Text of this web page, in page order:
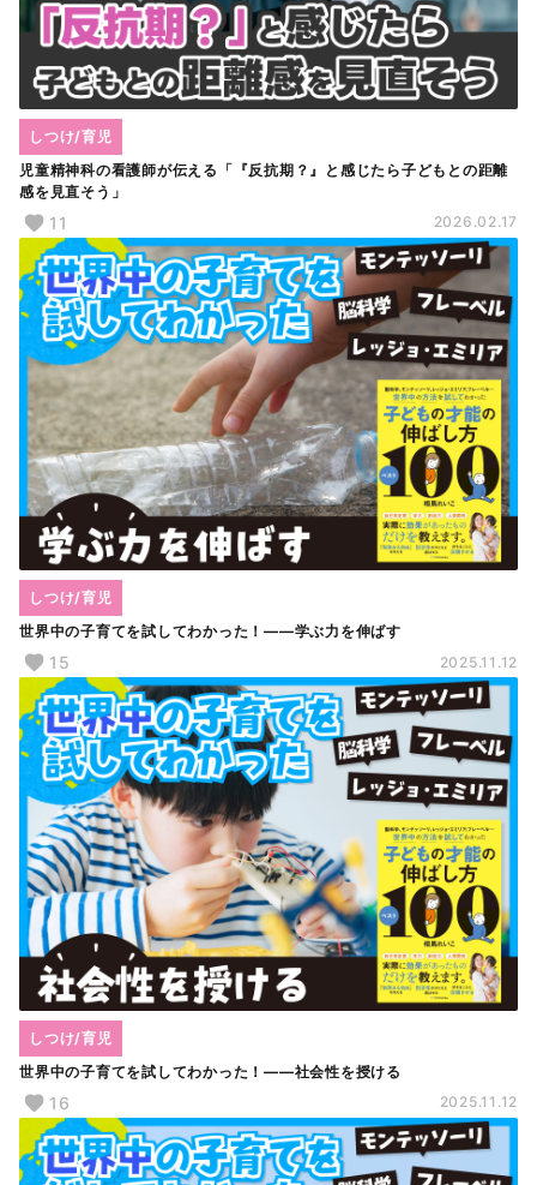
児童精神科の看護師が伝える「『反抗期？』と感じたら子どもとの距離
感を見直そう」
しつけ/育児
11 2026.02.17
世界中の子育てを試してわかった！――学ぶ力を伸ばす
しつけ/育児
15 2025.11.12
世界中の子育てを試してわかった！――社会性を授ける
しつけ/育児
16 2025.11.12